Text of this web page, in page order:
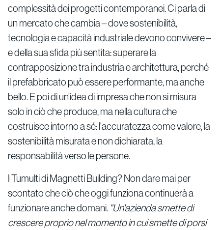
complessità dei progetti contemporanei. Ci parla di
un mercato che cambia – dove sostenibilità,
tecnologia e capacità industriale devono convivere –
e della sua sfida più sentita: superare la
contrapposizione tra industria e architettura, perché
il prefabbricato può essere performante, ma anche
bello. E poi di un'idea di impresa che non si misura
solo in ciò che produce, ma nella cultura che
costruisce intorno a sé: l'accuratezza come valore, la
sostenibilità misurata e non dichiarata, la
responsabilità verso le persone.
I Tumulti di Magnetti Building? Non dare mai per
scontato che ciò che oggi funziona continuerà a
funzionare anche domani. "Un'azienda smette di
crescere proprio nel momento in cui smette di porsi